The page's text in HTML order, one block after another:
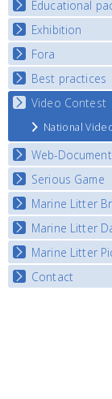
Objectives
Deliverables
Partners
News
Educational
E-learning
E-learning
E-learning
E-learning
Exhibition
National
Exhibition
Fora
National Fora
Best practices
Best Practice
Map Overview
Listview
Video Contest
National
Web-
Watch Troubled
Serious Game
Start the game
Marine Litter
Marine Litter
Marine Litter
Contact